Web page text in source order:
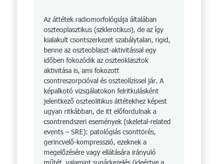
Az áttétek radiomorfológiája általában
oszteoplasztikus (szklerotikus), de az így
kialakult csontszerkezet szabálytalan, rigid,
benne az oszteoblaszt-aktivitással egy
időben fokozódik az oszteoklasztok
aktivitása is, ami fokozott
csontreszorpcióval és oszteolízissel jár. A
képalkotó vizsgálatokon felritkulásként
jelentkező oszteolitikus áttétekhez képest
ugyan ritkábban, de itt előfordulnak a
csontrendszeri események (skeletal-related
events – SRE): patológiás csonttörés,
gerincvelő-kompresszió, ezeknek a
megelőzésére vagy ellátására irányuló